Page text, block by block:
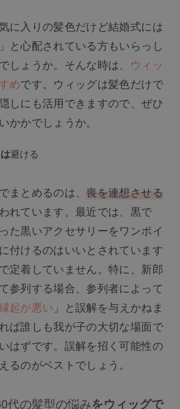
に入りの髪色だけど結婚式には
と心配されている方もいらっし
しょうか。そんな時は、 ウィッ
めです。ウィッグは髪色だけで
しにも活用できますので、ぜひ
かかでしょうか。
避ける
まとめるのは、喪を連想させる
れています。最近では、黒で
た黒いアクセサリーをワンポイ
付けるのはいいとされています
定着していません。特に、新郎
参列する場合、参列者によって
起が悪い 」 と誤解を与えかねま
ば誰しも我が子の大切な場面で
はずです。誤解を招く可能性の
るのがベストでしょう。
代の髪型の悩みをウィッグで